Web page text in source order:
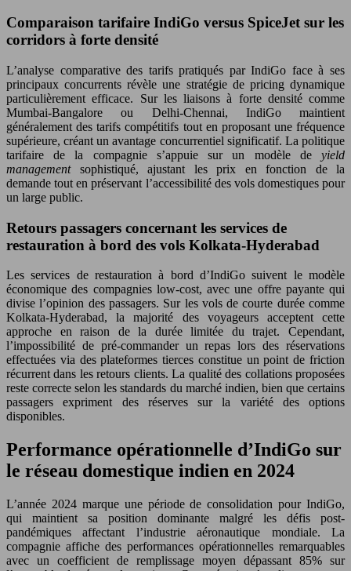
Comparaison tarifaire IndiGo versus SpiceJet sur les
corridors à forte densité
L’analyse comparative des tarifs pratiqués par IndiGo face à ses
principaux concurrents révèle une stratégie de pricing dynamique
particulièrement efficace. Sur les liaisons à forte densité comme
Mumbai-Bangalore ou Delhi-Chennai, IndiGo maintient
généralement des tarifs compétitifs tout en proposant une fréquence
supérieure, créant un avantage concurrentiel significatif. La politique
tarifaire de la compagnie s’appuie sur un modèle de yield
management sophistiqué, ajustant les prix en fonction de la
demande tout en préservant l’accessibilité des vols domestiques pour
un large public.
Retours passagers concernant les services de
restauration à bord des vols Kolkata-Hyderabad
Les services de restauration à bord d’IndiGo suivent le modèle
économique des compagnies low-cost, avec une offre payante qui
divise l’opinion des passagers. Sur les vols de courte durée comme
Kolkata-Hyderabad, la majorité des voyageurs acceptent cette
approche en raison de la durée limitée du trajet. Cependant,
l’impossibilité de pré-commander un repas lors des réservations
effectuées via des plateformes tierces constitue un point de friction
récurrent dans les retours clients. La qualité des collations proposées
reste correcte selon les standards du marché indien, bien que certains
passagers expriment des réserves sur la variété des options
disponibles.
Performance opérationnelle d’IndiGo sur
le réseau domestique indien en 2024
L’année 2024 marque une période de consolidation pour IndiGo,
qui maintient sa position dominante malgré les défis post-
pandémiques affectant l’industrie aéronautique mondiale. La
compagnie affiche des performances opérationnelles remarquables
avec un coefficient de remplissage moyen dépassant 85% sur